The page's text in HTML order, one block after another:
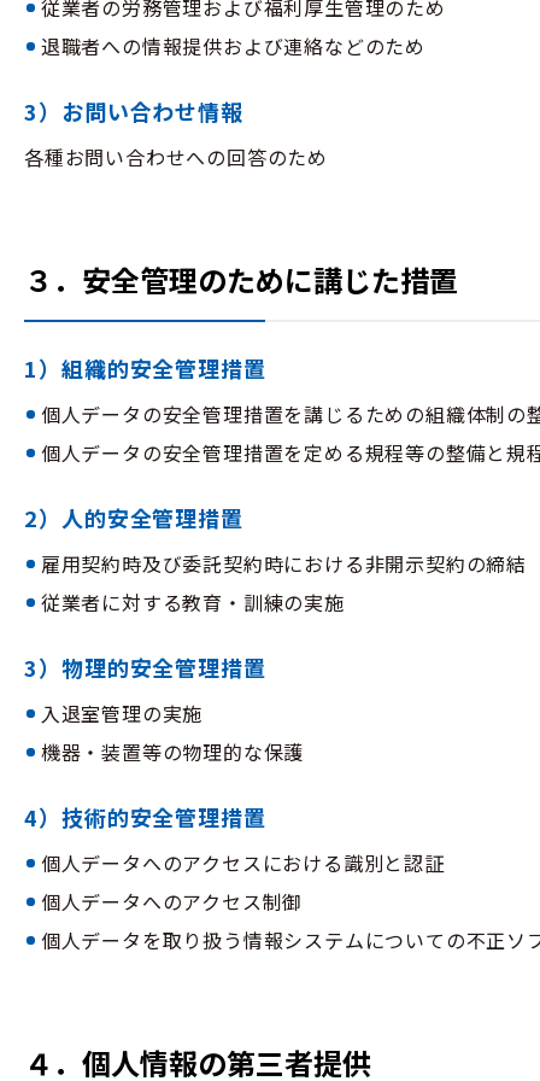
従業者の労務管理および福利厚生管理のため
退職者への情報提供および連絡などのため
3）お問い合わせ情報
各種お問い合わせへの回答のため
３．安全管理のために講じた措置
1）組織的安全管理措置
個人データの安全管理措置を講じるための組織体制の
個人データの安全管理措置を定める規程等の整備と規
2）人的安全管理措置
雇用契約時及び委託契約時における非開示契約の締結
従業者に対する教育・訓練の実施
3）物理的安全管理措置
入退室管理の実施
機器・装置等の物理的な保護
4）技術的安全管理措置
個人データへのアクセスにおける識別と認証
個人データへのアクセス制御
個人データを取り扱う情報システムについての不正ソ
４．個人情報の第三者提供